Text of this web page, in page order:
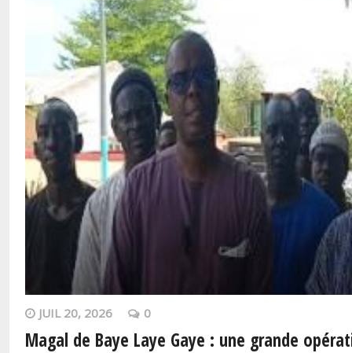
JUIL 20, 2026 0
Magal de Baye Laye Gaye : une grande